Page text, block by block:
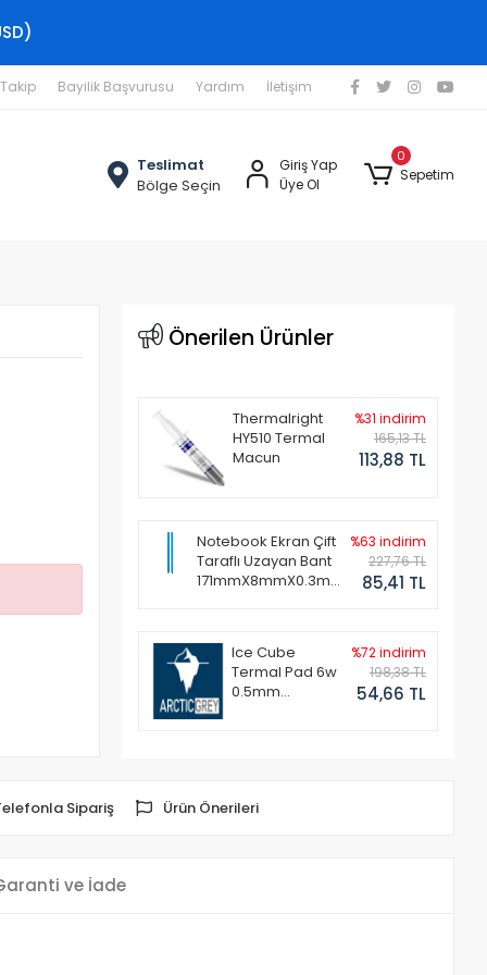
Bayilik Başvurusu Yardım İletişim
Teslimat
Bölge Seçin
Giriş Yap
Üye Ol
0
Sepetim
Önerilen Ürünler
Thermalright
HY510 Termal
Macun
%31 indirim
165,13 TL
113,88 TL
Notebook Ekran Çift
Taraflı Uzayan Bant
171mmX8mmX0.3mm
%63 indirim
227,76 TL
85,41 TL
Ice Cube
Termal Pad 6w
0.5mm
%72 indirim
198,38 TL
54,66 TL
Sipariş Ürün Önerileri
ve İade